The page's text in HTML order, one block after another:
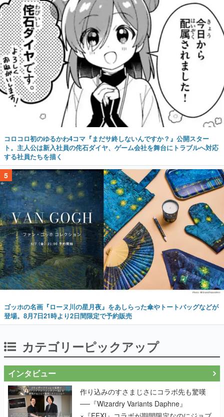
コロコロ初のゆるかわ4コマ『まだサ終しないんですか？』公開スター
ト。主人公は新入社員の侘石ダイヤ、ゲーム会社を舞台にトラブルへ対応
する社員たちを描く
5
ゴッホの名画『ローヌ川の星月夜』をあしらった傘やトートバッグなどが
登場。8月7日21時より2日間限定で予約販売
カテゴリーピックアップ
インタビュー
作り込みのすさまじさにコラボ先も驚嘆
──『Wizardry Variants Daphne』